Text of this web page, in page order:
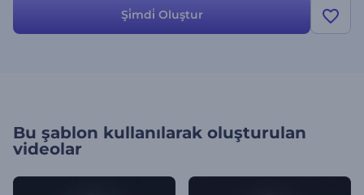
Şi̇mdi̇ Oluştur
Bu şablon kullanılarak oluşturulan
videolar